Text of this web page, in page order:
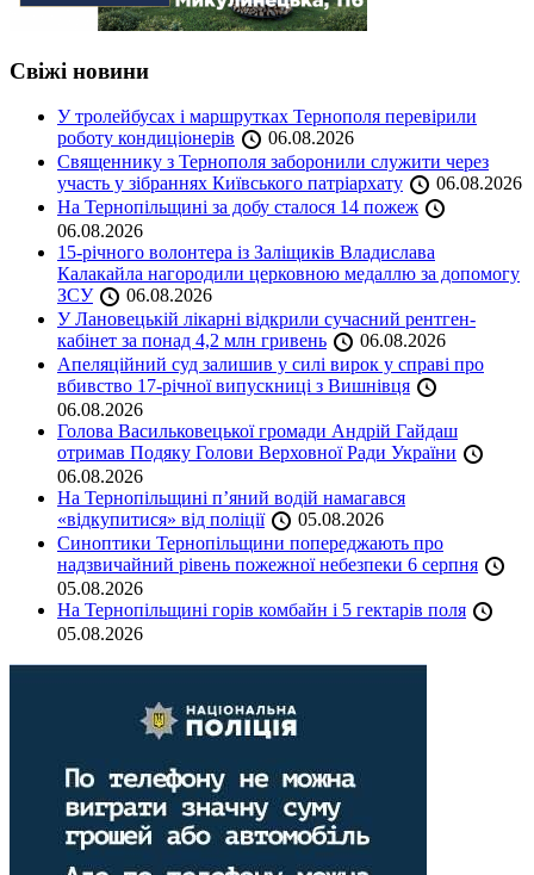
Свіжі новини
У тролейбусах і маршрутках Тернополя перевірили
роботу кондиціонерів
06.08.2026
Священнику з Тернополя заборонили служити через
участь у зібраннях Київського патріархату
06.08.2026
На Тернопільщині за добу сталося 14 пожеж
06.08.2026
15-річного волонтера із Заліщиків Владислава
Калакайла нагородили церковною медаллю за допомогу
ЗСУ
06.08.2026
У Лановецькій лікарні відкрили сучасний рентген-
кабінет за понад 4,2 млн гривень
06.08.2026
Апеляційний суд залишив у силі вирок у справі про
вбивство 17-річної випускниці з Вишнівця
06.08.2026
Голова Васильковецької громади Андрій Гайдаш
отримав Подяку Голови Верховної Ради України
06.08.2026
На Тернопільщині п’яний водій намагався
«відкупитися» від поліції
05.08.2026
Синоптики Тернопільщини попереджають про
надзвичайний рівень пожежної небезпеки 6 серпня
05.08.2026
На Тернопільщині горів комбайн і 5 гектарів поля
05.08.2026